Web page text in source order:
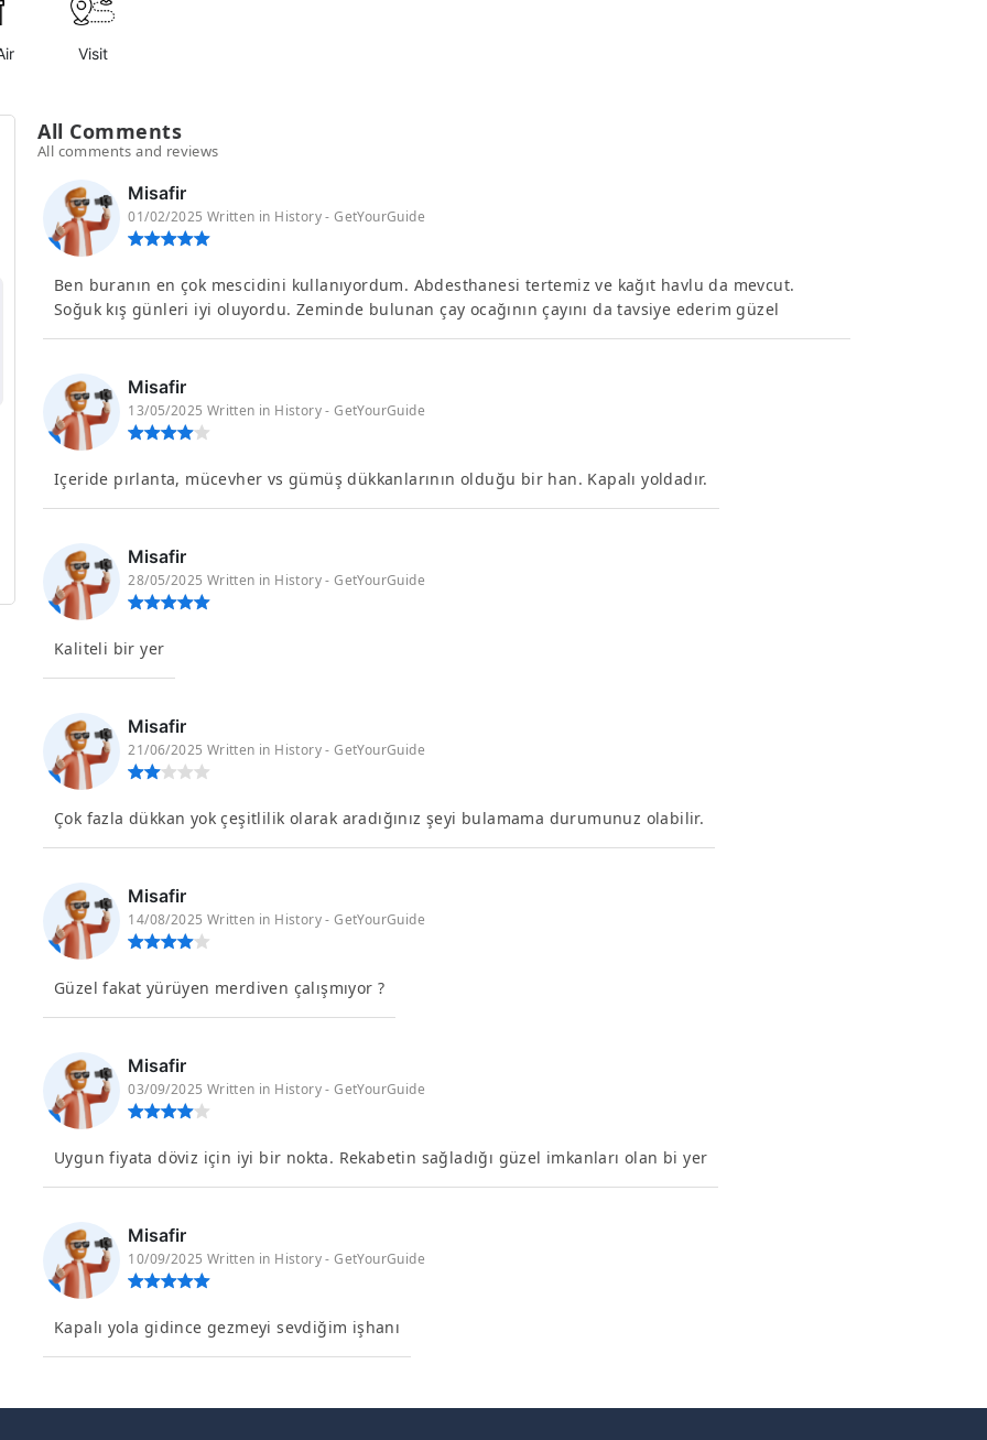
Visit
All Comments
All comments and reviews
Misafir
01/02/2025 Written in History - GetYourGuide
Ben buranın en çok mescidini kullanıyordum. Abdesthanesi tertemiz ve kağıt havlu da mevcut.
Soğuk kış günleri iyi oluyordu. Zeminde bulunan çay ocağının çayını da tavsiye ederim güzel
Misafir
13/05/2025 Written in History - GetYourGuide
Içeride pırlanta, mücevher vs gümüş dükkanlarının olduğu bir han. Kapalı yoldadır.
Misafir
28/05/2025 Written in History - GetYourGuide
Kaliteli bir yer
Misafir
21/06/2025 Written in History - GetYourGuide
Çok fazla dükkan yok çeşitlilik olarak aradığınız şeyi bulamama durumunuz olabilir.
Misafir
14/08/2025 Written in History - GetYourGuide
Güzel fakat yürüyen merdiven çalışmıyor ?
Misafir
03/09/2025 Written in History - GetYourGuide
Uygun fiyata döviz için iyi bir nokta. Rekabetin sağladığı güzel imkanları olan bi yer
Misafir
10/09/2025 Written in History - GetYourGuide
Kapalı yola gidince gezmeyi sevdiğim işhanı